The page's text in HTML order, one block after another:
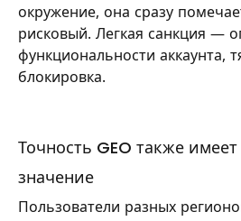
окружение, она сразу
рисковый. Легкая санкция —
функциональности аккаунта,
блокировка.
Точность GEO также
значение
Пользователи разных